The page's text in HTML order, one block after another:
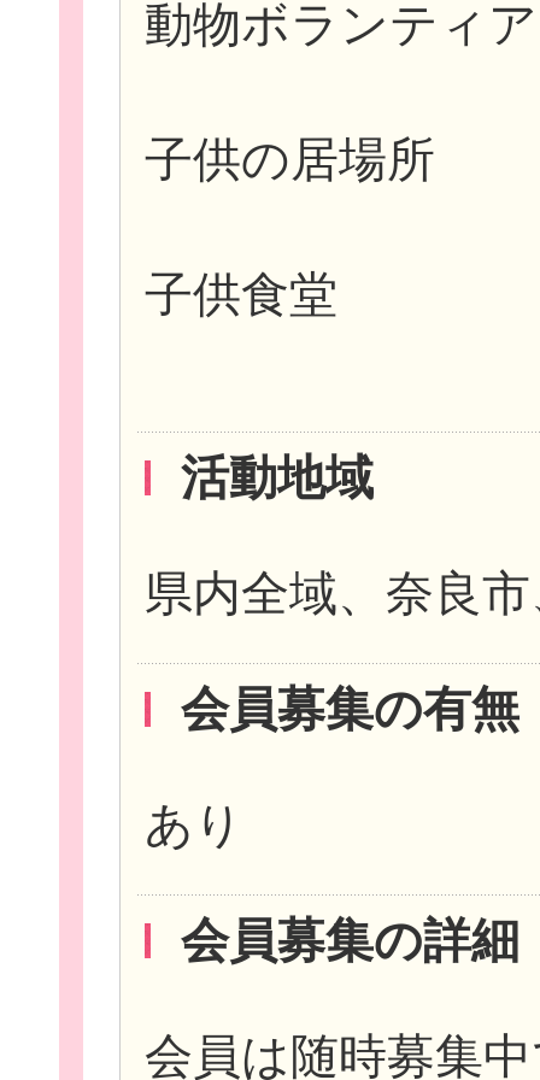
動物ボランティア
子供の居場所
子供食堂
活動地域
県内全域、奈良
会員募集の有無
あり
会員募集の詳細
会員は随時募集